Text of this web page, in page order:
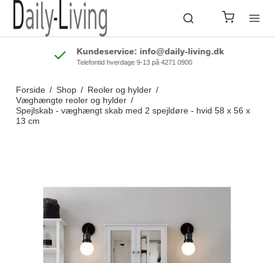
Kundeservice: info@daily-living.dk
Telefontid hverdage 9-13 på 4271 0900
Forside / Shop / Reoler og hylder /
Væghængte reoler og hylder /
Spejlskab - væghængt skab med 2 spejldøre - hvid 58 x 56 x
13 cm